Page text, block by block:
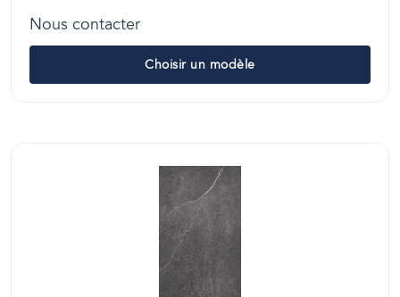
Nous contacter
Choisir un modèle